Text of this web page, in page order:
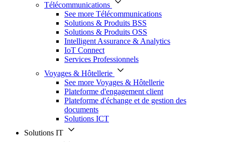
Télécommunications
See more Télécommunications
Solutions & Produits BSS
Solutions & Produits OSS
Intelligent Assurance & Analytics
IoT Connect
Services Professionnels
Voyages & Hôtellerie
See more Voyages & Hôtellerie
Plateforme d'engagement client
Plateforme d'échange et de gestion des
documents
Solutions ICT
Solutions IT